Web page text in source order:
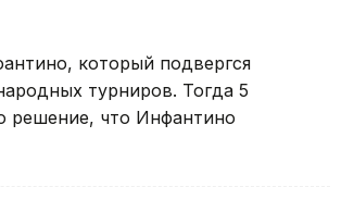
турниров. Тогда 5
решение, что Инфантино